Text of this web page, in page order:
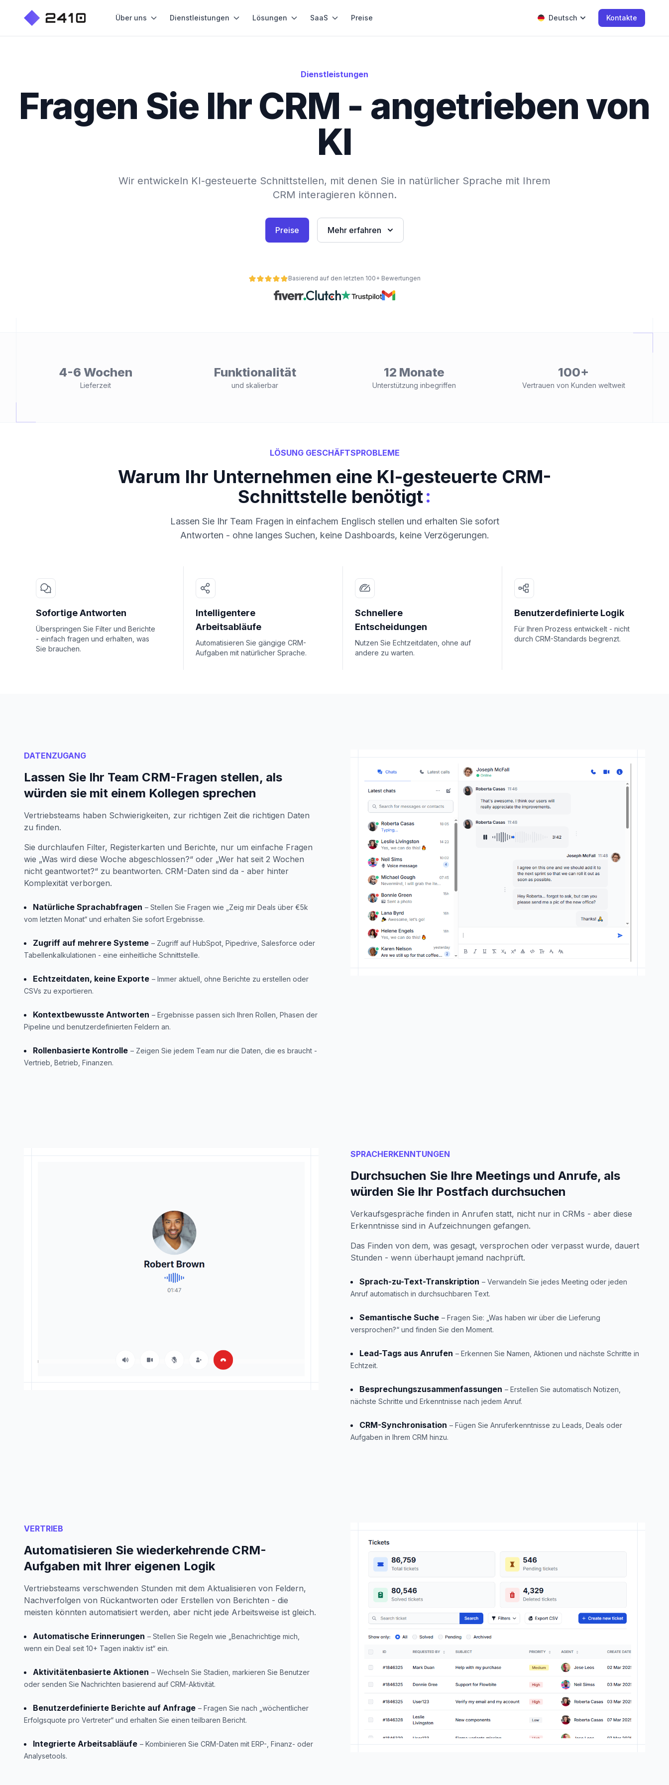
Über uns Dienstleistungen Lösungen SaaS Preise Deutsch Kontakte
Dienstleistungen
Fragen Sie Ihr CRM - angetrieben von
KI
Wir entwickeln KI-gesteuerte Schnittstellen, mit denen Sie in natürlicher Sprache mit Ihrem
CRM interagieren können.
Preise Mehr erfahren
Basierend auf den letzten 100+ Bewertungen
4-6 Wochen
Lieferzeit
Funktionalität
und skalierbar
12 Monate
Unterstützung inbegriffen
100+
Vertrauen von Kunden weltweit
LÖSUNG GESCHÄFTSPROBLEME
Warum Ihr Unternehmen eine KI-gesteuerte CRM-
Schnittstelle benötigt:
Lassen Sie Ihr Team Fragen in einfachem Englisch stellen und erhalten Sie sofort
Antworten - ohne langes Suchen, keine Dashboards, keine Verzögerungen.
Sofortige Antworten
Überspringen Sie Filter und Berichte
- einfach fragen und erhalten, was
Sie brauchen.
Intelligentere
Arbeitsabläufe
Automatisieren Sie gängige CRM-
Aufgaben mit natürlicher Sprache.
Schnellere
Entscheidungen
Nutzen Sie Echtzeitdaten, ohne auf
andere zu warten.
Benutzerdefinierte Logik
Für Ihren Prozess entwickelt - nicht
durch CRM-Standards begrenzt.
DATENZUGANG
Lassen Sie Ihr Team CRM-Fragen stellen, als
würden sie mit einem Kollegen sprechen
Vertriebsteams haben Schwierigkeiten, zur richtigen Zeit die richtigen Daten
zu finden.
Sie durchlaufen Filter, Registerkarten und Berichte, nur um einfache Fragen
wie „Was wird diese Woche abgeschlossen?“ oder „Wer hat seit 2 Wochen
nicht geantwortet?“ zu beantworten. CRM-Daten sind da - aber hinter
Komplexität verborgen.
Natürliche Sprachabfragen – Stellen Sie Fragen wie „Zeig mir Deals über €5k
vom letzten Monat“ und erhalten Sie sofort Ergebnisse.
Zugriff auf mehrere Systeme – Zugriff auf HubSpot, Pipedrive, Salesforce oder
Tabellenkalkulationen - eine einheitliche Schnittstelle.
Echtzeitdaten, keine Exporte – Immer aktuell, ohne Berichte zu erstellen oder
CSVs zu exportieren.
Kontextbewusste Antworten – Ergebnisse passen sich Ihren Rollen, Phasen der
Pipeline und benutzerdefinierten Feldern an.
Rollenbasierte Kontrolle – Zeigen Sie jedem Team nur die Daten, die es braucht -
Vertrieb, Betrieb, Finanzen.
SPRACHERKENNTUNGEN
Durchsuchen Sie Ihre Meetings und Anrufe, als
würden Sie Ihr Postfach durchsuchen
Verkaufsgespräche finden in Anrufen statt, nicht nur in CRMs - aber diese
Erkenntnisse sind in Aufzeichnungen gefangen.
Das Finden von dem, was gesagt, versprochen oder verpasst wurde, dauert
Stunden - wenn überhaupt jemand nachprüft.
Sprach-zu-Text-Transkription – Verwandeln Sie jedes Meeting oder jeden
Anruf automatisch in durchsuchbaren Text.
Semantische Suche – Fragen Sie: „Was haben wir über die Lieferung
versprochen?“ und finden Sie den Moment.
Lead-Tags aus Anrufen – Erkennen Sie Namen, Aktionen und nächste Schritte in
Echtzeit.
Besprechungszusammenfassungen – Erstellen Sie automatisch Notizen,
nächste Schritte und Erkenntnisse nach jedem Anruf.
CRM-Synchronisation – Fügen Sie Anruferkenntnisse zu Leads, Deals oder
Aufgaben in Ihrem CRM hinzu.
VERTRIEB
Automatisieren Sie wiederkehrende CRM-
Aufgaben mit Ihrer eigenen Logik
Vertriebsteams verschwenden Stunden mit dem Aktualisieren von Feldern,
Nachverfolgen von Rückantworten oder Erstellen von Berichten - die
meisten könnten automatisiert werden, aber nicht jede Arbeitsweise ist gleich.
Automatische Erinnerungen – Stellen Sie Regeln wie „Benachrichtige mich,
wenn ein Deal seit 10+ Tagen inaktiv ist“ ein.
Aktivitätenbasierte Aktionen – Wechseln Sie Stadien, markieren Sie Benutzer
oder senden Sie Nachrichten basierend auf CRM-Aktivität.
Benutzerdefinierte Berichte auf Anfrage – Fragen Sie nach „wöchentlicher
Erfolgsquote pro Vertreter“ und erhalten Sie einen teilbaren Bericht.
Integrierte Arbeitsabläufe – Kombinieren Sie CRM-Daten mit ERP-, Finanz- oder
Analysetools.